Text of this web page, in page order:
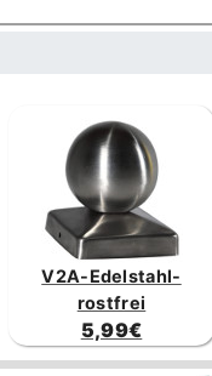
V2A-Edelstahl-
rostfrei
5,99€